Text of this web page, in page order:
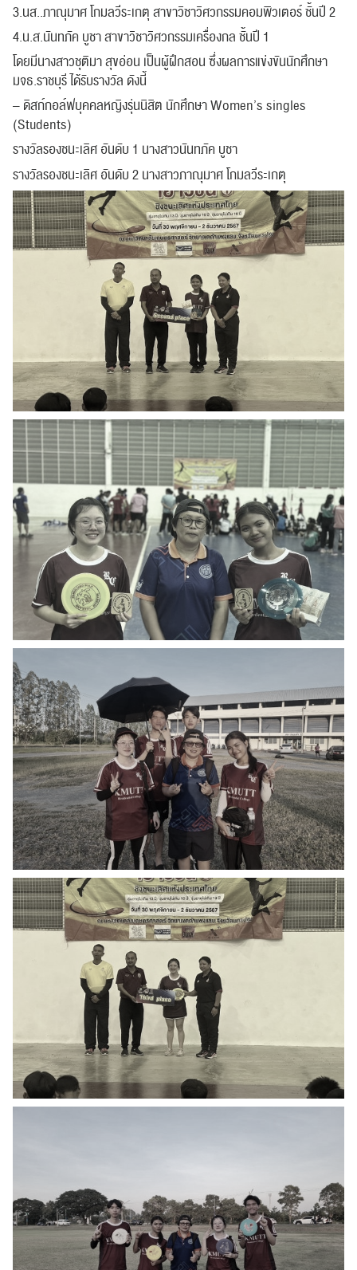
ค้นหา
3.นส..ภาณุมาศ โกมลวีระเกตุ สาขาวิชาวิศวกรรมคอมพิวเตอร์ ชั้นปี 2
4.น.ส.นันทภัค บูชา สาขาวิชาวิศวกรรมเครื่องกล ชั้นปี 1
โดยมีนางสาวชุติมา สุขอ่อน เป็นผู้ฝึกสอน ซึ่งผลการแข่งขันนักศึกษา
มจธ.ราชบุรี ได้รับรางวัล ดังนี้
– ดิสก์กอล์ฟบุคคลหญิงรุ่นนิสิต นักศึกษา Women’s singles
(Students)
รางวัลรองชนะเลิศ อันดับ 1 นางสาวนันทภัค บูชา
รางวัลรองชนะเลิศ อันดับ 2 นางสาวภาณุมาศ โกมลวีระเกตุ